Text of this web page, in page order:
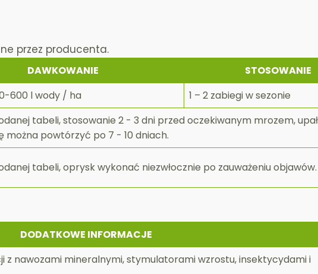
przez producenta.
DAWKOWANIE
STOSOWANIE
600 l wody / ha
1 – 2 zabiegi w sezonie
tabeli, stosowanie 2 - 3 dni przed oczekiwanym mrozem,
można powtórzyć po 7 - 10 dniach.
tabeli, oprysk wykonać niezwłocznie po zauważeniu objawów.
DODATKOWE INFORMACJE
z nawozami mineralnymi, stymulatorami wzrostu, insektycydami i